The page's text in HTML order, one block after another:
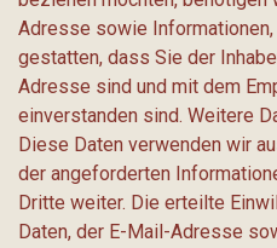
Adresse sowie
gestatten, dass Sie der
Adresse sind und mit dem
einverstanden sind. Weitere
Diese Daten verwenden wir
der angeforderten
Dritte weiter. Die erteilte
Daten, der E-Mail-Adresse